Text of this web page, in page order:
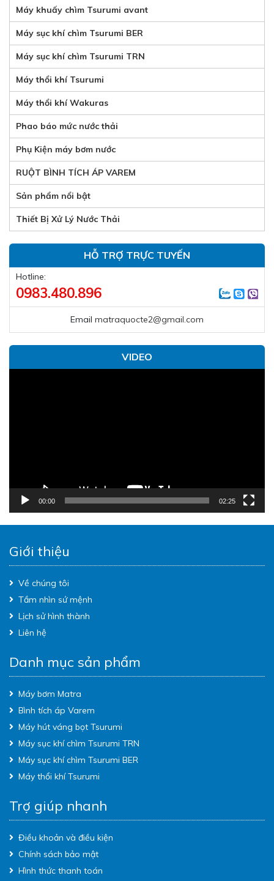
Máy khuấy chìm Tsurumi avant
Máy sục khí chìm Tsurumi BER
Máy sục khí chìm Tsurumi TRN
Máy thổi khí Tsurumi
Máy thổi khí Wakuras
Phao báo mức nước thải
Phụ Kiện máy bơm nước
RUỘT BÌNH TÍCH ÁP VAREM
Sản phẩm nổi bật
Thiết Bị Xử Lý Nước Thải
HỖ TRỢ TRỰC TUYẾN
Hotline:
0983.480.896
Email matraquocte2@gmail.com
VIDEO
00:00 02:25
Giới thiệu
Về chúng tôi
Tầm nhìn sứ mệnh
Lịch sử hình thành
Liên hệ
Danh mục sản phẩm
Máy bơm Matra
Bình tích áp Varem
Máy hút váng bọt Tsurumi
Máy sục khí chìm Tsurumi TRN
Máy sục khí chìm Tsurumi BER
Máy thổi khí Tsurumi
Trợ giúp nhanh
Điều khoản và điều kiện
Chính sách bảo mật
Hình thức thanh toán